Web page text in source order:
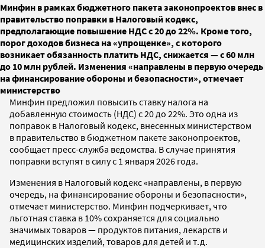
Минфин в рамках бюджетного пакета законопроектов внес в
правительство поправки в Налоговый кодекс,
предполагающие повышение НДС с 20 до 22%. Кроме того,
порог доходов бизнеса на «упрощенке», с которого
возникает обязанность платить НДС, снижается — с 60 млн
до 10 млн рублей. Изменения «направлены в первую очередь
на финансирование обороны и безопасности», отмечает
министерство
Минфин предложил повысить ставку налога на
добавленную стоимость (НДС) с 20 до 22%. Это одна из
поправок в Налоговый кодекс, внесенных министерством
в правительство в бюджетном пакете законопроектов,
сообщает пресс-служба ведомства. В случае принятия
поправки вступят в силу с 1 января 2026 года.
Изменения в Налоговый кодекс «направлены, в первую
очередь, на финансирование обороны и безопасности»,
отмечает министерство. Минфин подчеркивает, что
льготная ставка в 10% сохраняется для социально
значимых товаров — продуктов питания, лекарств и
медицинских изделий, товаров для детей и т.д.